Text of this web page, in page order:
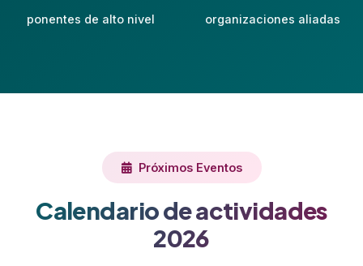
ponentes de alto nivel organizaciones aliadas
Próximos Eventos
Calendario de actividades
2026